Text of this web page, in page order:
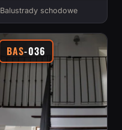
Balustrady schodowe
BAS-036